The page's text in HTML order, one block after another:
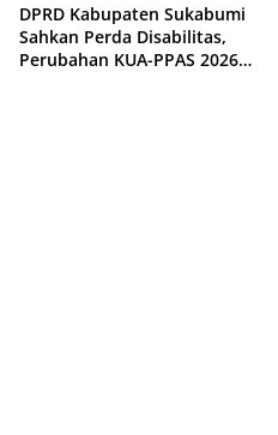
DPRD Kabupaten Sukabumi
Sahkan Perda Disabilitas,
Perubahan KUA-PPAS 2026